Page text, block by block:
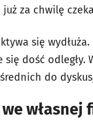
już za chwilę
się
dość
średnich do
własnej